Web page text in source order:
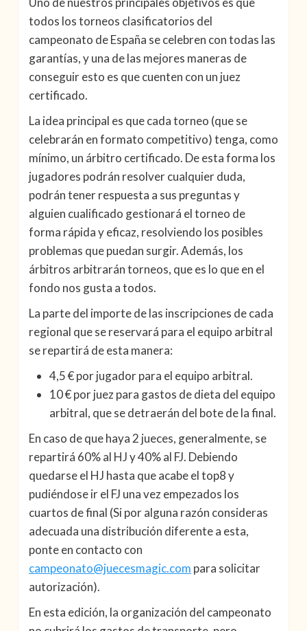
todos los torneos clasificatorios del
campeonato de España se celebren con todas las
garantías, y una de las mejores maneras de
conseguir esto es que cuenten con un juez
certificado.
La idea principal es que cada torneo (que se
celebrarán en formato competitivo) tenga, como
mínimo, un árbitro certificado. De esta forma los
jugadores podrán resolver cualquier duda,
podrán tener respuesta a sus preguntas y
alguien cualificado gestionará el torneo de
forma rápida y eficaz, resolviendo los posibles
problemas que puedan surgir. Además, los
árbitros arbitrarán torneos, que es lo que en el
fondo nos gusta a todos.
La parte del importe de las inscripciones de cada
regional que se reservará para el equipo arbitral
se repartirá de esta manera:
4,5 € por jugador para el equipo arbitral.
10 € por juez para gastos de dieta del equipo
arbitral, que se detraerán del bote de la final.
En caso de que haya 2 jueces, generalmente, se
repartirá 60% al HJ y 40% al FJ. Debiendo
quedarse el HJ hasta que acabe el top8 y
pudiéndose ir el FJ una vez empezados los
cuartos de final (Si por alguna razón consideras
adecuada una distribución diferente a esta,
ponte en contacto con
campeonato@juecesmagic.com para solicitar
autorización).
En esta edición, la organización del campeonato